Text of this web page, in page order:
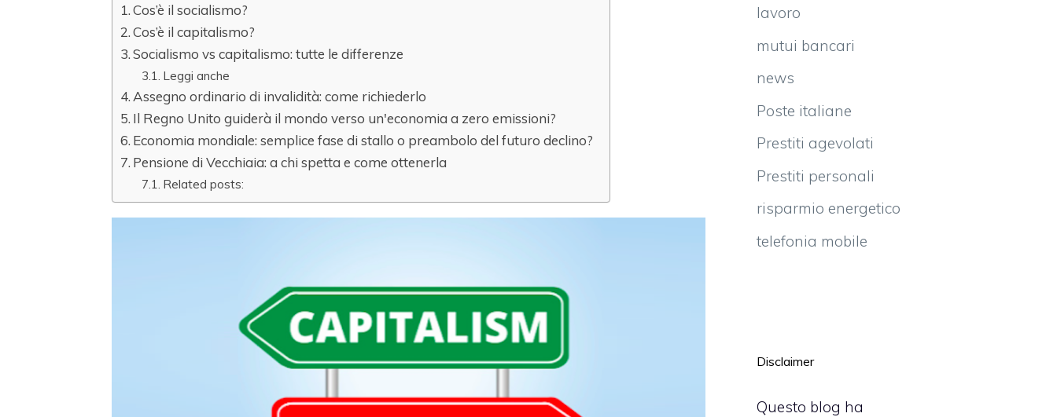
Cos’è il socialismo?
Cos’è il capitalismo?
Socialismo vs capitalismo: tutte le differenze
Leggi anche
Assegno ordinario di invalidità: come richiederlo
Il Regno Unito guiderà il mondo verso un'economia a zero emissioni?
Economia mondiale: semplice fase di stallo o preambolo del futuro declino?
Pensione di Vecchiaia: a chi spetta e come ottenerla
Related posts:
lavoro
mutui bancari
news
Poste italiane
Prestiti agevolati
Prestiti personali
risparmio energetico
telefonia mobile
Disclaimer
Questo blog ha